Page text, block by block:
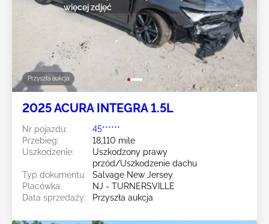
Przyszła aukcja
więcej zdjęć
2025 ACURA INTEGRA 1.5L
Nr pojazdu:
45******
Przebieg:
18,110 mile
Uszkodzenie:
Uszkodzony prawy
przód/Uszkodzenie dachu
Typ dokumentu:
Salvage New Jersey
Placówka:
NJ - TURNERSVILLE
Data sprzedaży:
Przyszła aukcja